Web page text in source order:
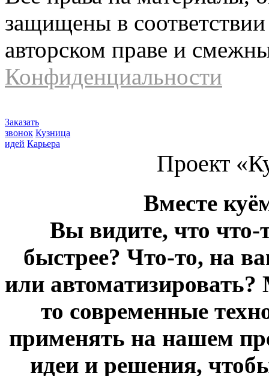
защищены в соответствии
авторском праве и
Конфиденциальности
Заказать
звонок Кузница
идей Карьера
Проект
Вместе
Вы видите, что
быстрее? Что-то, на
или
то современные
применять на нашем
идеи и решения,